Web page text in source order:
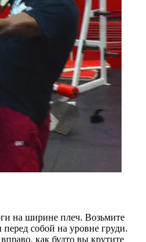
на ширине плеч. Возьмите
собой на уровне груди.
как будто вы крутите